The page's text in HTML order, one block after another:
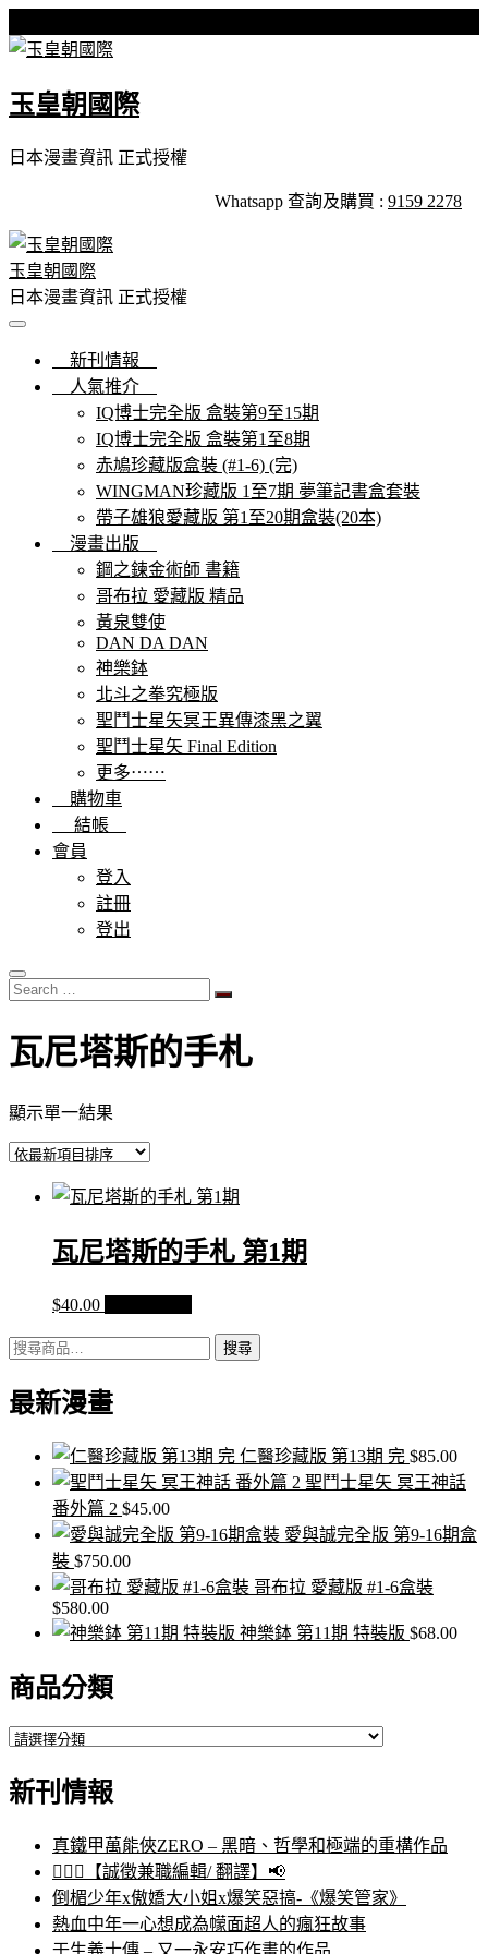
to
content
玉皇朝國際
日本漫畫資訊 正式授權
Whatsapp 查詢及購買 : 9159 2278
玉皇朝國際
日本漫畫資訊 正式授權
新刊情報
人氣推介
IQ博士完全版 盒裝第9至15期
IQ博士完全版 盒裝第1至8期
赤鳩珍藏版盒裝 (#1-6) (完)
WINGMAN珍藏版 1至7期 夢筆記書盒套裝
帶子雄狼愛藏版 第1至20期盒裝(20本)
漫畫出版
鋼之鍊金術師 書籍
哥布拉 愛藏版 精品
黃泉雙使
DAN DA DAN
神樂鉢
北斗之拳究極版
聖鬥士星矢冥王異傳漆黑之翼
聖鬥士星矢 Final Edition
更多⋯⋯
購物車
結帳
會員
登入
註冊
登出
Search
…
瓦尼塔斯的手札
顯示單一結果
瓦尼塔斯的手札 第1期
$40.00
搜
關
搜尋
最新漫畫
仁醫珍藏版 第13期 完 $85.00
聖鬥士星矢 冥王神話
番外篇 2 $45.00
愛與誠完全版 第9-16期盒
裝 $750.00
哥布拉 愛藏版 #1-6盒裝
$580.00
神樂鉢 第11期 特裝版 $68.00
商品分類
新刊情報
真鐵甲萬能俠ZERO – 黑暗、哲學和極端的重構作品
🙋🏻‍♀️【誠徵兼職編輯/ 翻譯】📢
倒楣少年x傲嬌大小姐x爆笑惡搞-《爆笑管家》
熱血中年一心想成為幪面超人的瘋狂故事
壬生義士傳 – 又一永安巧作畫的作品